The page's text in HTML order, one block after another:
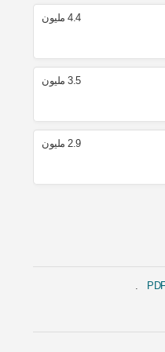
4.4 مليون
3.5 مليون
2.9 مليون